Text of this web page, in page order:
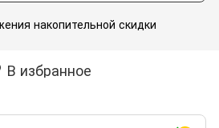
накопительной скидки
В избранное